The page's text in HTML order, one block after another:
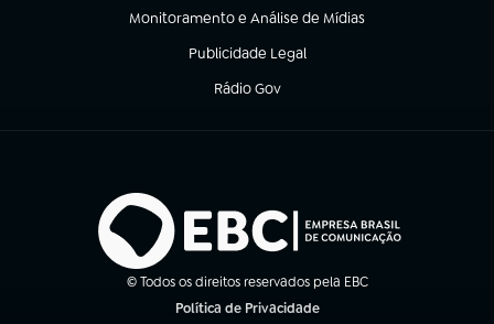
Monitoramento e Análise de Mídias
(abre em nova aba)
Publicidade Legal
(abre em nova aba)
Rádio Gov
(abre em nova aba)
© Todos os direitos reservados pela EBC
Política de Privacidade